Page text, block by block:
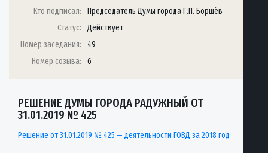
Кто подписал:
Председатель Думы города Г.П. Борщёв
Статус:
Действует
Номер заседания:
49
Номер созыва:
6
РЕШЕНИЕ ДУМЫ ГОРОДА РАДУЖНЫЙ ОТ
31.01.2019 № 425
Решение от 31.01.2019 № 425 — деятельности ГОВД за 2018 год